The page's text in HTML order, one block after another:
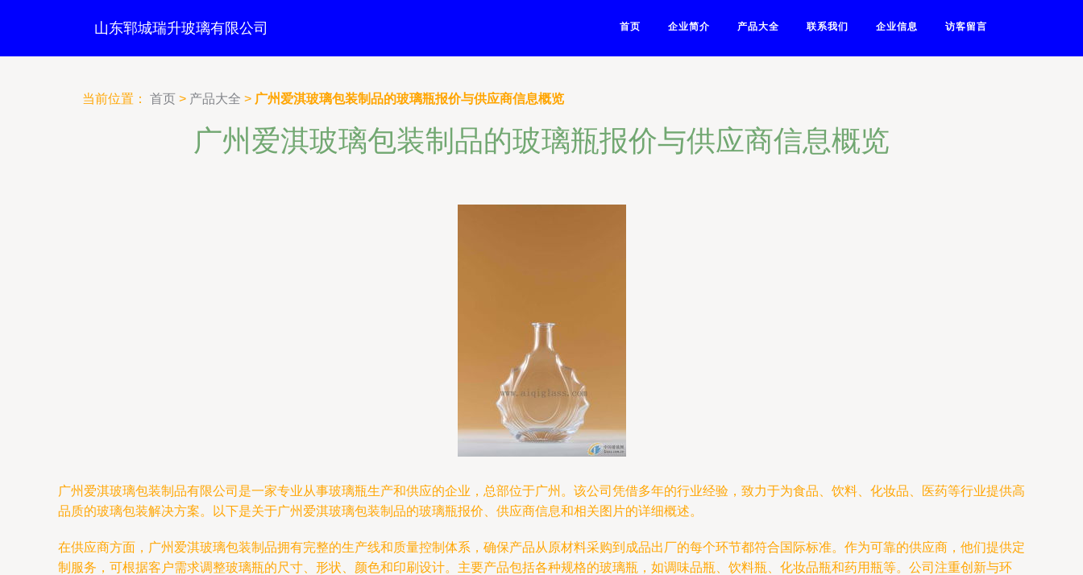
山东郓城瑞升玻璃有限公司 首页 企业简介 产品大全 联系我们 企业信息 访客留言
当前位置： 首页 > 产品大全 > 广州爱淇玻璃包装制品的玻璃瓶报价与供应商信息概览
广州爱淇玻璃包装制品的玻璃瓶报价与供应商信息概览
广州爱淇玻璃包装制品有限公司是一家专业从事玻璃瓶生产和供应的企业，总部位于广州。该公司凭借多年的行业经验，致力于为食品、饮料、化妆品、医药等行业提供高
品质的玻璃包装解决方案。以下是关于广州爱淇玻璃包装制品的玻璃瓶报价、供应商信息和相关图片的详细概述。
在供应商方面，广州爱淇玻璃包装制品拥有完整的生产线和质量控制体系，确保产品从原材料采购到成品出厂的每个环节都符合国际标准。作为可靠的供应商，他们提供定
制服务，可根据客户需求调整玻璃瓶的尺寸、形状、颜色和印刷设计。主要产品包括各种规格的玻璃瓶，如调味品瓶、饮料瓶、化妆品瓶和药用瓶等。公司注重创新与环